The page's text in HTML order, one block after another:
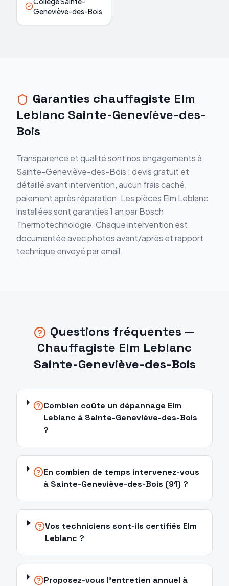
Geneviève-des-Bois
Garanties chauffagiste Elm
Leblanc Sainte-Geneviève-des-
Bois
Transparence et qualité sont nos engagements à
Sainte-Geneviève-des-Bois : devis gratuit et
détaillé avant intervention, aucun frais caché,
paiement après réparation. Les pièces Elm Leblanc
installées sont garanties 1 an par Bosch
Thermotechnologie. Chaque intervention est
documentée avec photos avant/après et rapport
technique envoyé par email.
Questions fréquentes —
Chauffagiste Elm Leblanc
Sainte-Geneviève-des-Bois
Combien coûte un dépannage Elm
Leblanc à Sainte-Geneviève-des-Bois
?
En combien de temps intervenez-vous
à Sainte-Geneviève-des-Bois (91) ?
Vos techniciens sont-ils certifiés Elm
Leblanc ?
Proposez-vous l'entretien annuel à